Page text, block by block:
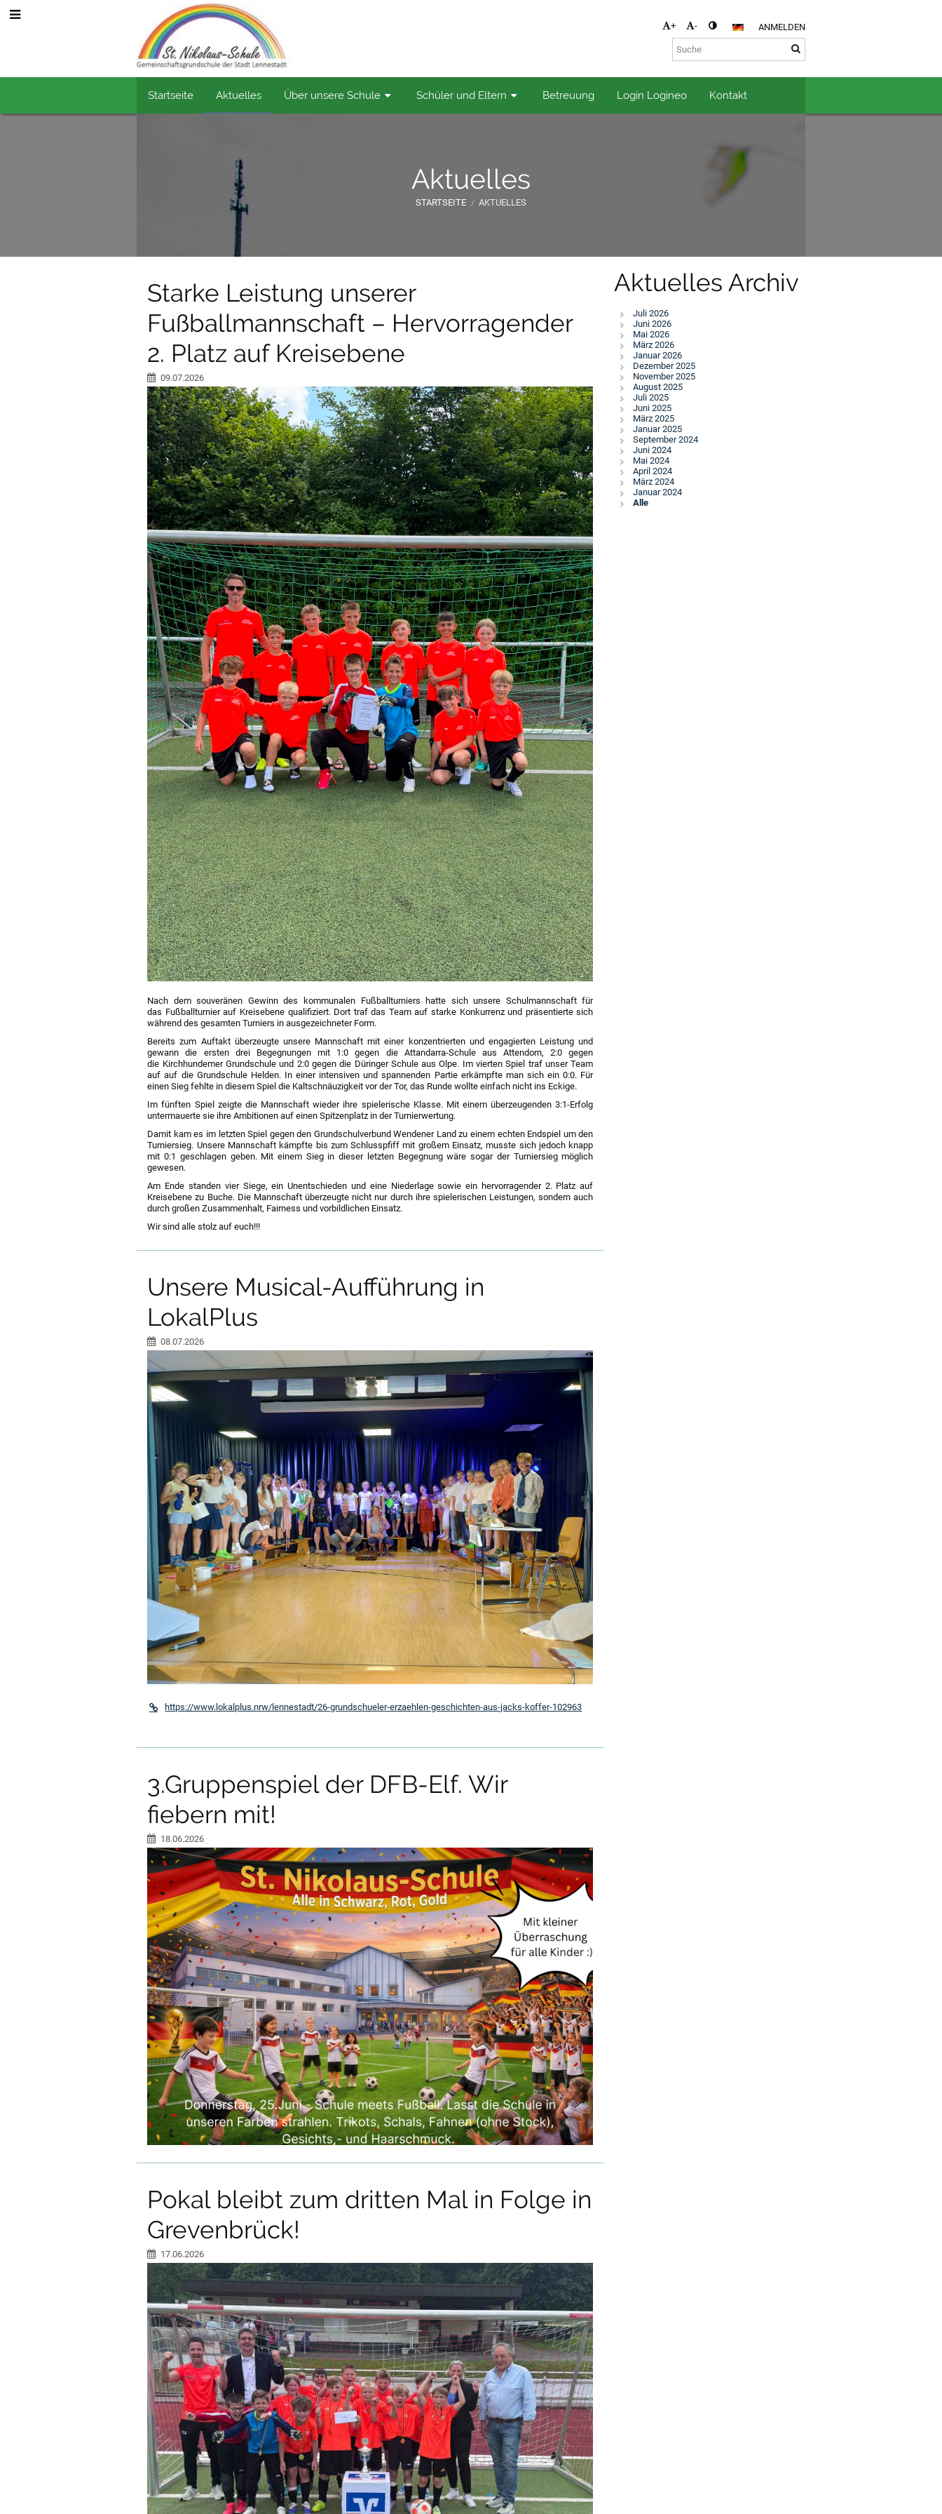
+ - ANMELDEN
Startseite Aktuelles Über unsere Schule Schüler und Eltern Betreuung Login Logineo Kontakt
Aktuelles
STARTSEITE / AKTUELLES
Aktuelles
Starke Leistung unserer
Fußballmannschaft – Hervorragender
2. Platz auf Kreisebene
09.07.2026
Nach dem souveränen Gewinn des kommunalen Fußballturniers hatte sich unsere Schulmannschaft für
das Fußballturnier auf Kreisebene qualifiziert. Dort traf das Team auf starke Konkurrenz und präsentierte sich
während des gesamten Turniers in ausgezeichneter Form.
Bereits zum Auftakt überzeugte unsere Mannschaft mit einer konzentrierten und engagierten Leistung und
gewann die ersten drei Begegnungen mit 1:0 gegen die Attandarra-Schule aus Attendorn, 2:0 gegen
die Kirchhundemer Grundschule und 2:0 gegen die Düringer Schule aus Olpe. Im vierten Spiel traf unser Team
auf auf die Grundschule Helden. In einer intensiven und spannenden Partie erkämpfte man sich ein 0:0. Für
einen Sieg fehlte in diesem Spiel die Kaltschnäuzigkeit vor der Tor, das Runde wollte einfach nicht ins Eckige.
Im fünften Spiel zeigte die Mannschaft wieder ihre spielerische Klasse. Mit einem überzeugenden 3:1-Erfolg
untermauerte sie ihre Ambitionen auf einen Spitzenplatz in der Turnierwertung.
Damit kam es im letzten Spiel gegen den Grundschulverbund Wendener Land zu einem echten Endspiel um den
Turniersieg. Unsere Mannschaft kämpfte bis zum Schlusspfiff mit großem Einsatz, musste sich jedoch knapp
mit 0:1 geschlagen geben. Mit einem Sieg in dieser letzten Begegnung wäre sogar der Turniersieg möglich
gewesen.
Am Ende standen vier Siege, ein Unentschieden und eine Niederlage sowie ein hervorragender 2. Platz auf
Kreisebene zu Buche. Die Mannschaft überzeugte nicht nur durch ihre spielerischen Leistungen, sondern auch
durch großen Zusammenhalt, Fairness und vorbildlichen Einsatz.
Wir sind alle stolz auf euch!!!
Unsere Musical-Aufführung in
LokalPlus
08.07.2026
https://www.lokalplus.nrw/lennestadt/26-grundschueler-erzaehlen-geschichten-aus-jacks-koffer-102963
3.Gruppenspiel der DFB-Elf. Wir
fiebern mit!
18.06.2026
Pokal bleibt zum dritten Mal in Folge in
Grevenbrück!
17.06.2026
Aktuelles Archiv
Juli 2026
Juni 2026
Mai 2026
März 2026
Januar 2026
Dezember 2025
November 2025
August 2025
Juli 2025
Juni 2025
März 2025
Januar 2025
September 2024
Juni 2024
Mai 2024
April 2024
März 2024
Januar 2024
Alle